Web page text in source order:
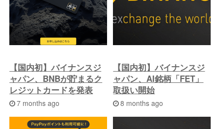
【国内初】バイナンスジ
ャパン、BNBが貯まるク
レジットカードを発表
7 months ago
【国内初】バイナンスジ
ャパン、AI銘柄「FET」
取扱い開始
8 months ago